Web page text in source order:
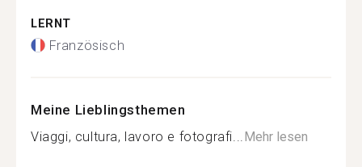
LERNT
Französisch
Meine Lieblingsthemen
Viaggi, cultura, lavoro e fotografi... Mehr lesen